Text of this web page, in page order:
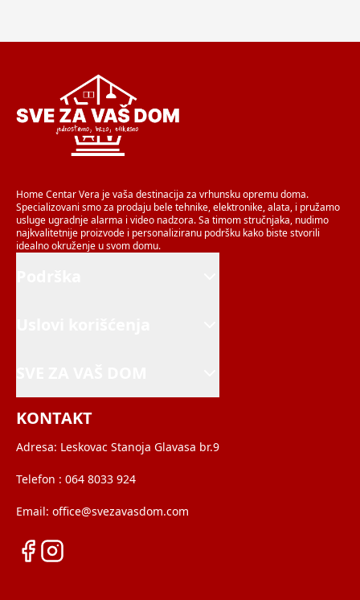
Home Centar Vera je vaša destinacija za vrhunsku opremu doma.
Specializovani smo za prodaju bele tehnike, elektronike, alata, i pružamo
usluge ugradnje alarma i video nadzora. Sa timom stručnjaka, nudimo
najkvalitetnije proizvode i personaliziranu podršku kako biste stvorili
idealno okruženje u svom domu.
KONTAKT
Adresa: Leskovac Stanoja Glavasa br.9
Telefon : 064 8033 924
Email: office@svezavasdom.com